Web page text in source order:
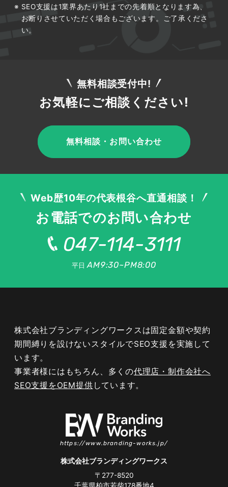
オンラインでの広告による集客も有効です。検索
エンジンで検索したときに検索結果とともに表示
される「リスティング広告」や、ホームページや
ターゲットを明確に絞り込んでどんなキーワード
や属性の人に表示させるかがポイントとなりま
費用は、リスティング広告で20万～30万円程
度、ディスプレイ広告で月額20万～50万円が目
これまで見てきた対策を外注したりコンサルタン
ったプロを頼ることができれば、集客につながる
運用が実現できるでしょう。
費用はサポート内容などによって様々です。良心
的な金額でサービスを提供している業者を探すこ
とが大切です。
SEO支援は1業界あたり1社までの先着順となります為、
お断りさせていただく場合もございます。ご了承くださ
い。
無料相談受付中!
お気軽にご相談ください!
無料相談・お問い合わせ
Web歴10年の代表根谷へ直通相談！
お電話でのお問い合わせ
047-114-3111
平日AM9:30~PM8:00
株式会社ブランディングワークスは固定金額や契約
期間縛りを設けないスタイルでSEO支援を実施して
います。
事業者様にはもちろん、多くの代理店・制作会社へ
SEO支援をOEM提供 しています。
https://www.branding-works.jp/
株式会社ブランディングワークス
〒277-8520
047-114-3111 平日 AM9:30~PM8:00
無料相談・
サイトSEO診断